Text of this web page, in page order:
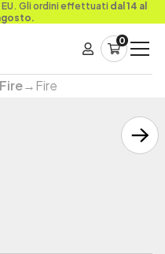
Gli ordini effettuati dal 14 al
0
Fire→Fire